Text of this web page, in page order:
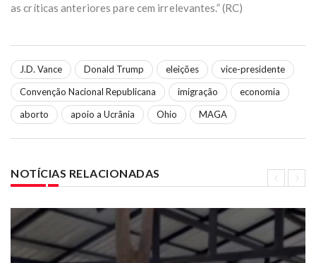
as críticas anteriores pare cem irrelevantes.” (RC)
J.D. Vance Donald Trump eleições
vice-presidente
Convenção Nacional Republicana
imigração
economia
aborto
apoio a Ucrânia Ohio MAGA
NOTÍCIAS RELACIONADAS